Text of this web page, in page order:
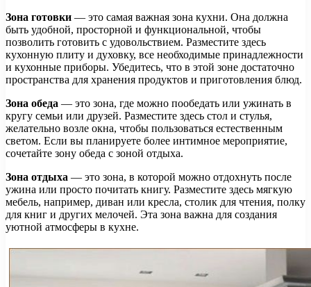
Зона готовки — это самая важная зона кухни. Она должна
быть удобной, просторной и функциональной, чтобы
позволить готовить с удовольствием. Разместите здесь
кухонную плиту и духовку, все необходимые принадлежности
и кухонные приборы. Убедитесь, что в этой зоне достаточно
пространства для хранения продуктов и приготовления блюд.
Зона обеда — это зона, где можно пообедать или ужинать в
кругу семьи или друзей. Разместите здесь стол и стулья,
желательно возле окна, чтобы пользоваться естественным
светом. Если вы планируете более интимное мероприятие,
сочетайте зону обеда с зоной отдыха.
Зона отдыха — это зона, в которой можно отдохнуть после
ужина или просто почитать книгу. Разместите здесь мягкую
мебель, например, диван или кресла, столик для чтения, полку
для книг и других мелочей. Эта зона важна для создания
уютной атмосферы в кухне.